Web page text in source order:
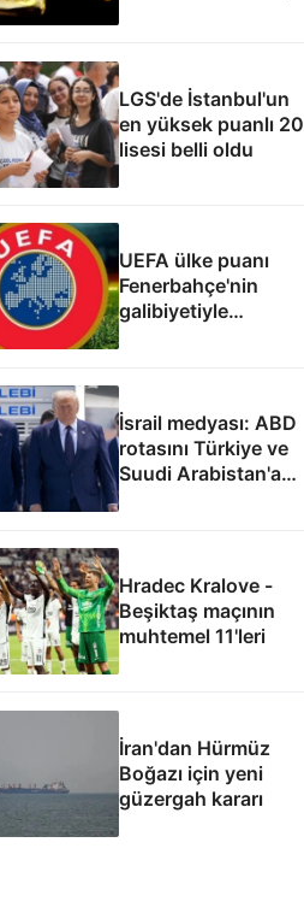
LGS'de İstanbul'un
en yüksek puanlı 20
lisesi belli oldu
UEFA ülke puanı
Fenerbahçe'nin
galibiyetiyle
güncellendi
İsrail medyası: ABD
rotasını Türkiye ve
Suudi Arabistan'a
çevirdi
Hradec Kralove -
Beşiktaş maçının
muhtemel 11'leri
İran'dan Hürmüz
Boğazı için yeni
güzergah kararı